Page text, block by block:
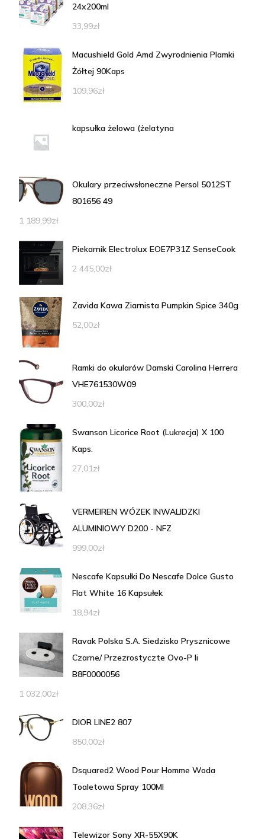
24x200ml
33,99zł
Macushield Gold Amd Zwyrodnienia Plamki
Żółtej 90Kaps
109,96zł
kapsułka żelowa (żelatyna
Okulary przeciwsłoneczne Persol 5012ST
801656 49
1 189,99zł
Piekarnik Electrolux EOE7P31Z SenseCook
2 445,00zł
Zavida Kawa Ziarnista Pumpkin Spice 340g
52,00zł
Ramki do okularów Damski Carolina Herrera
VHE761530W09
300,00zł
Swanson Licorice Root (Lukrecja) X 100
Kaps.
27,01zł
VERMEIREN WÓZEK INWALIDZKI
ALUMINIOWY D200 - NFZ
999,00zł
Nescafe Kapsułki Do Nescafe Dolce Gusto
Flat White 16 Kapsułek
18,94zł
Ravak Polska S.A. Siedzisko Prysznicowe
Czarne/ Przezrostyczte Ovo-P Ii
B8F0000056
1 032,00zł
DIOR LINE2 807
850,00zł
Dsquared2 Wood Pour Homme Woda
Toaletowa Spray 100Ml
208,36zł
Telewizor Sony XR-55X90K